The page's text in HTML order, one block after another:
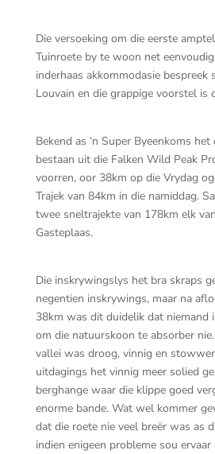
Die versoeking om die eerste
Tuinroete by te woon net
inderhaas akkommodasie
Louvain en die grappige voorstel is
Bekend as ‘n Super Byeenkoms
bestaan uit die Falken Wild Peak
voorren, oor 38km op die Vrydag
Trajek van 84km in die namiddag.
twee sneltrajekte van 178km elk
Gasteplaas.
Die inskrywingslys het bra skraps
negentien inskrywings, maar na
38km was dit duidelik dat niemand
om die natuurskoon te absorber
vallei was droog, vinnig en
uitdagings het vinnig meer solied
berghange waar die klippe goed
enorme bande. Wat wel kommer
dat die roete nie veel breër was as
indien enigeen probleme sou